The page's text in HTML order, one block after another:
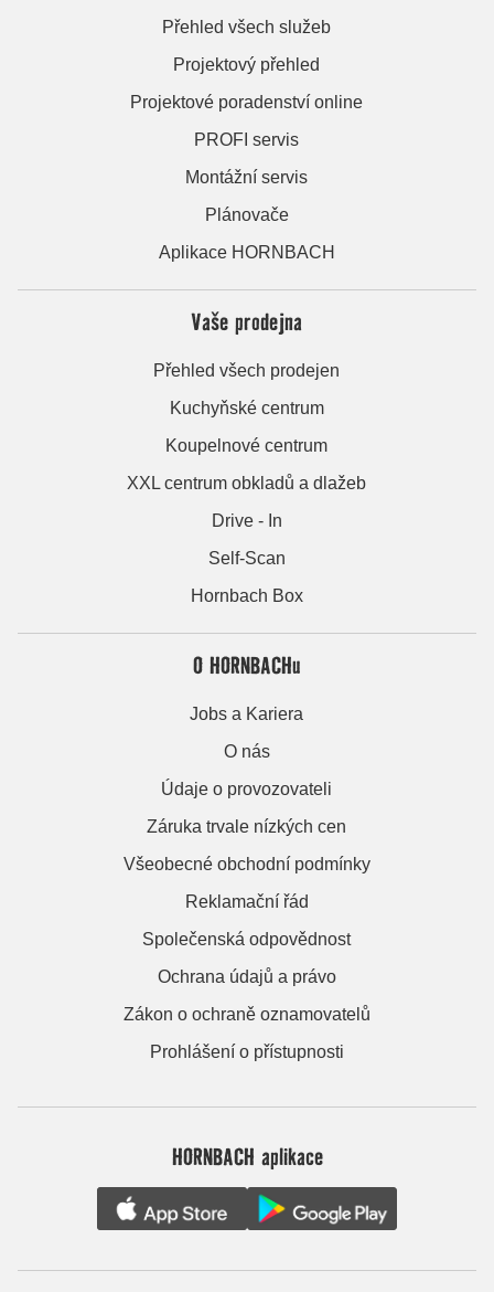
Přehled všech služeb
Projektový přehled
Projektové poradenství online
PROFI servis
Montážní servis
Plánovače
Aplikace HORNBACH
Vaše prodejna
Přehled všech prodejen
Kuchyňské centrum
Koupelnové centrum
XXL centrum obkladů a dlažeb
Drive - In
Self-Scan
Hornbach Box
O HORNBACHu
Jobs a Kariera
O nás
Údaje o provozovateli
Záruka trvale nízkých cen
Všeobecné obchodní podmínky
Reklamační řád
Společenská odpovědnost
Ochrana údajů a právo
Zákon o ochraně oznamovatelů
Prohlášení o přístupnosti
HORNBACH aplikace